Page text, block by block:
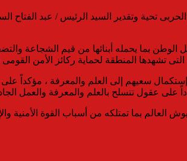
تحية وتقدير السيد الرئيس / عبد الفتاح
بما يحمله أبنائها من قيم الشجاعة
تشهدها المنطقة لحماية ركائز الأمن
سعيهم إلى العلم والمعرفة ، مؤكداً
على عقول تتسلح بالعلم والمعرفة والعمل
بما تمتلكه من أسباب القوة الأمنية